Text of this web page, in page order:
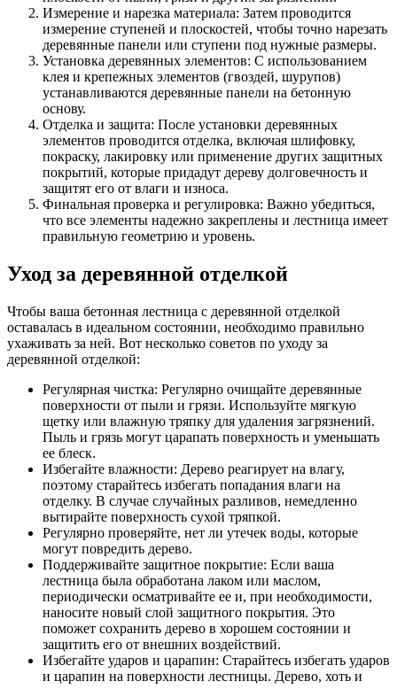
Измерение и нарезка материала: Затем проводится
измерение ступеней и плоскостей, чтобы точно нарезать
деревянные панели или ступени под нужные размеры.
Установка деревянных элементов: С использованием
клея и крепежных элементов (гвоздей, шурупов)
устанавливаются деревянные панели на бетонную
основу.
Отделка и защита: После установки деревянных
элементов проводится отделка, включая шлифовку,
покраску, лакировку или применение других защитных
покрытий, которые придадут дереву долговечность и
защитят его от влаги и износа.
Финальная проверка и регулировка: Важно убедиться,
что все элементы надежно закреплены и лестница имеет
правильную геометрию и уровень.
Уход за деревянной отделкой
Чтобы ваша бетонная лестница с деревянной отделкой
оставалась в идеальном состоянии, необходимо правильно
ухаживать за ней. Вот несколько советов по уходу за
деревянной отделкой:
Регулярная чистка: Регулярно очищайте деревянные
поверхности от пыли и грязи. Используйте мягкую
щетку или влажную тряпку для удаления загрязнений.
Пыль и грязь могут царапать поверхность и уменьшать
ее блеск.
Избегайте влажности: Дерево реагирует на влагу,
поэтому старайтесь избегать попадания влаги на
отделку. В случае случайных разливов, немедленно
вытирайте поверхность сухой тряпкой.
Регулярно проверяйте, нет ли утечек воды, которые
могут повредить дерево.
Поддерживайте защитное покрытие: Если ваша
лестница была обработана лаком или маслом,
периодически осматривайте ее и, при необходимости,
наносите новый слой защитного покрытия. Это
поможет сохранить дерево в хорошем состоянии и
защитить его от внешних воздействий.
Избегайте ударов и царапин: Старайтесь избегать ударов
и царапин на поверхности лестницы. Дерево, хоть и